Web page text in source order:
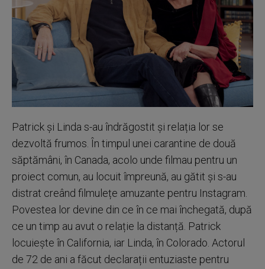
Patrick și Linda s-au îndrăgostit și relația lor se
dezvoltă frumos. În timpul unei carantine de două
săptămâni, în Canada, acolo unde filmau pentru un
proiect comun, au locuit împreună, au gătit și s-au
distrat creând filmulețe amuzante pentru Instagram.
Povestea lor devine din ce în ce mai închegată, după
ce un timp au avut o relație la distanță. Patrick
locuiește în California, iar Linda, în Colorado. Actorul
de 72 de ani a făcut declarații entuziaste pentru